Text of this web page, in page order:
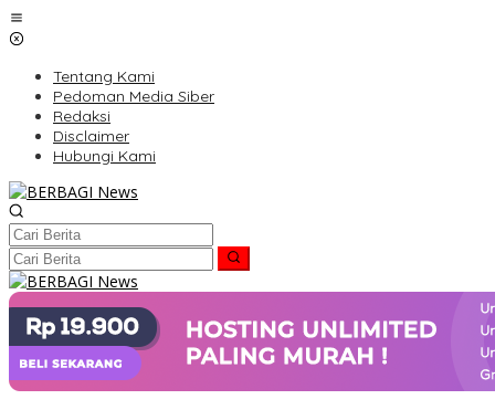
Lewati
ke
Tentang Kami
Pedoman Media Siber
Redaksi
Disclaimer
Hubungi Kami